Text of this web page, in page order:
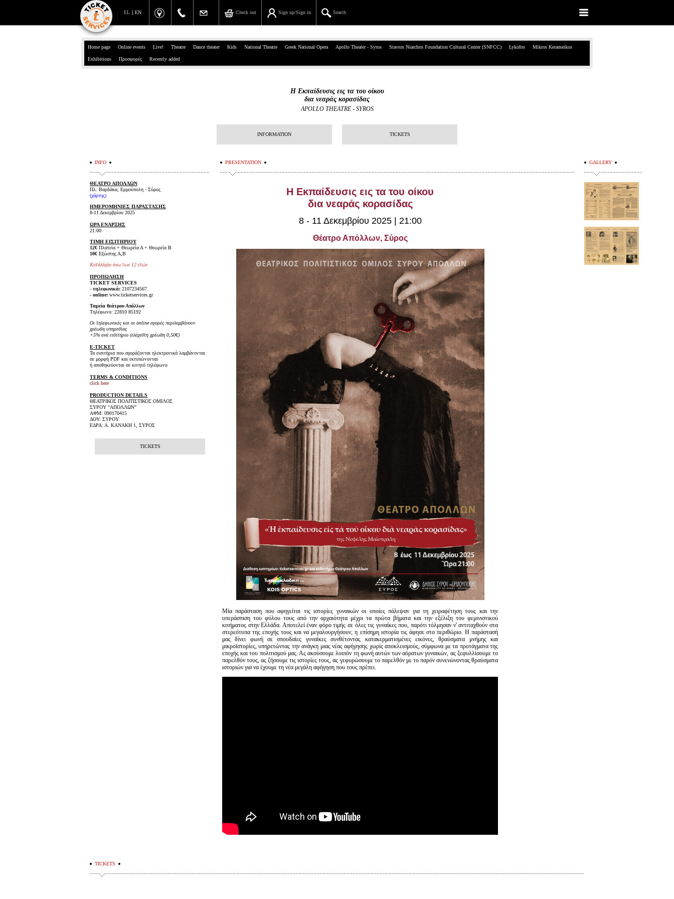
EN
EL Search
Sign up/Sign in
Check out
39, Panepistimiou Str, Athens
Sign up/Sign in
Check out
Information
Είσοδος διαχειριστή
Home page Online events Live! Theatre Dance theater Kids National Theatre Greek National Opera Apollo Theater - Syros Stavros Niarchos Foundation Cultural Center (SNFCC) Lykofos Mikros Kerameikos
Exhibitions Προσφορές Recently added
Η Εκπαίδευσις εις τα του οίκου
δια νεαράς κορασίδας
APOLLO THEATRE - SYROS
INFORMATION TICKETS
PRESENTATION
Η Εκπαίδευσις εις τα του οίκου
δια νεαράς κορασίδας
8 - 11 Δεκεμβρίου 2025 | 21:00
Θέατρο Απόλλων, Σύρος
Μία παράσταση που αφηγείται τις ιστορίες γυναικών οι οποίες πάλεψαν για τη χειραφέτηση τους και την
υπεράσπιση του φύλου τους από την αρχαιότητα μέχρι τα πρώτα βήματα και την εξέλιξη του φεμινιστικού
κινήματος στην Ελλάδα. Αποτελεί έναν φόρο τιμής σε όλες τις γυναίκες που, παρότι τόλμησαν ν' αντιταχθούν στα
στερεότυπα της εποχής τους και να μεγαλουργήσουν, η επίσημη ιστορία τις άφησε στο περιθώριο. Η παράστασή
μας δίνει φωνή σε σπουδαίες γυναίκες συνθέτοντας κατακερματισμένες εικόνες, θραύσματα μνήμης και
μικροϊστορίες, υπηρετώντας την ανάγκη μιας νέας αφήγησης χωρίς αποκλεισμούς, σύμφωνα με τα προτάγματα της
εποχής και του πολιτισμού μας. Ας ακούσουμε λοιπόν τη φωνή αυτών των αόρατων γυναικών, ας ξεφυλλίσουμε το
παρελθόν τους, ας ζήσουμε τις ιστορίες τους, ας γεφυρώσουμε το παρελθόν με το παρόν συνενώνοντας θραύσματα
ιστοριών για να έχουμε τη νέα μεγάλη αφήγηση που τους πρέπει.
INFO
ΘΕΑΤΡΟ ΑΠΟΛΛΩΝ
Πλ. Βαρδάκα, Ερμούπολη - Σύρος
(χάρτης)
ΗΜΕΡΟΜΗΝΙΕΣ ΠΑΡΑΣΤΑΣΗΣ
8-11 Δεκεμβρίου 2025
ΩΡΑ ΕΝΑΡΞΗΣ
21:00
ΤΙΜΗ ΕΙΣΙΤΗΡΙΟΥ
12€ Πλατεία + Θεωρεία Α + Θεωρεία Β
10€ Εξώστης Α,Β
Κατάλληλο άνω των 12 ετών
ΠΡΟΠΩΛΗΣΗ
TICKET SERVICES
- τηλεφωνικά: 2107234567
- online: www.ticketservices.gr
Ταμεία θεάτρου Απόλλων
Τηλέφωνο: 22810 85192
Οι τηλεφωνικές και οι online αγορές περιλαμβάνουν
χρέωση υπηρεσίας
+5% ανά εισιτήριο (ελάχιστη χρέωση 0,50€)
E-TICKET
Τα εισιτήρια που αγοράζονται ηλεκτρονικά λαμβάνονται
σε μορφή PDF και εκτυπώνονται
ή αποθηκεύονται σε κινητό τηλέφωνο
TERMS & CONDITIONS
click here
PRODUCTION DETAILS
ΘΕΑΤΡΙΚΟΣ ΠΟΛΙΤΙΣΤΙΚΟΣ ΟΜΙΛΟΣ
ΣΥΡΟΥ "ΑΠΟΛΛΩΝ"
ΑΦΜ: 090170415
ΔΟΥ: ΣΥΡΟΥ
ΕΔΡΑ: Α. ΚΑΝΑΚΗ 1, ΣΥΡΟΣ
TICKETS
GALLERY
TICKETS